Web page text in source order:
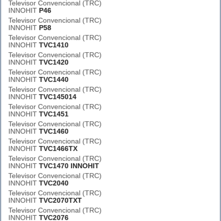
Televisor Convencional (TRC)
INNOHIT P46
Televisor Convencional (TRC)
INNOHIT P58
Televisor Convencional (TRC)
INNOHIT TVC1410
Televisor Convencional (TRC)
INNOHIT TVC1420
Televisor Convencional (TRC)
INNOHIT TVC1440
Televisor Convencional (TRC)
INNOHIT TVC145014
Televisor Convencional (TRC)
INNOHIT TVC1451
Televisor Convencional (TRC)
INNOHIT TVC1460
Televisor Convencional (TRC)
INNOHIT TVC1466TX
Televisor Convencional (TRC)
INNOHIT TVC1470 INNOHIT
Televisor Convencional (TRC)
INNOHIT TVC2040
Televisor Convencional (TRC)
INNOHIT TVC2070TXT
Televisor Convencional (TRC)
INNOHIT TVC2076